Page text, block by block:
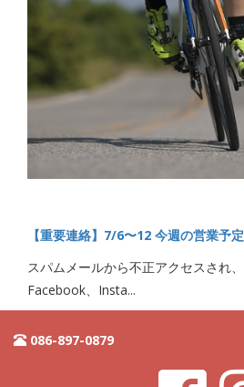
【重要連絡】7/6〜12 今週の営業予定
スパムメールから不正アクセスされ
Facebook、Insta...
086-897-0879